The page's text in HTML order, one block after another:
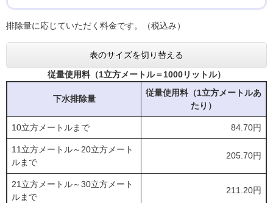
排除量に応じていただく料金です。（税込み）
表のサイズを切り替える
従量使用料（1立方メートル＝1000リットル）
下水排除量
従量使用料（1立方メートルあ
たり）
10立方メートルまで 84.70円
11立方メートル～20立方メート
ルまで
205.70円
21立方メートル～30立方メート
ルまで
211.20円